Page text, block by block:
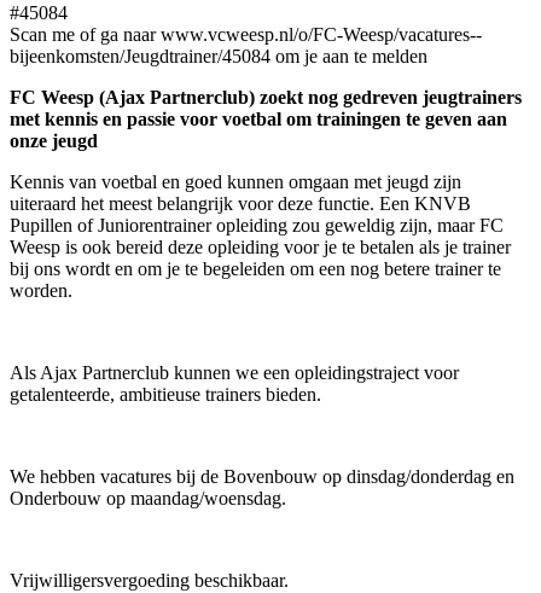
#45084
Scan me of ga naar www.vcweesp.nl/o/FC-Weesp/vacatures--
bijeenkomsten/Jeugdtrainer/45084 om je aan te melden
FC Weesp (Ajax Partnerclub) zoekt nog gedreven jeugtrainers
met kennis en passie voor voetbal om trainingen te geven aan
onze jeugd
Kennis van voetbal en goed kunnen omgaan met jeugd zijn
uiteraard het meest belangrijk voor deze functie. Een KNVB
Pupillen of Juniorentrainer opleiding zou geweldig zijn, maar FC
Weesp is ook bereid deze opleiding voor je te betalen als je trainer
bij ons wordt en om je te begeleiden om een nog betere trainer te
worden.
Als Ajax Partnerclub kunnen we een opleidingstraject voor
getalenteerde, ambitieuse trainers bieden.
We hebben vacatures bij de Bovenbouw op dinsdag/donderdag en
Onderbouw op maandag/woensdag.
Vrijwilligersvergoeding beschikbaar.